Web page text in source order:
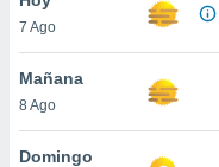
en
más
nuestra
7 Ago
Mañana
8 Ago
Domingo